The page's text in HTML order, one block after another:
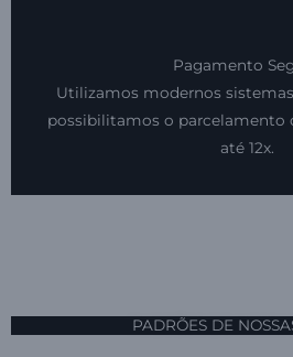
Pagamento
Utilizamos modernos
possibilitamos o parcelamento
até 12x.
PADRÕES DE